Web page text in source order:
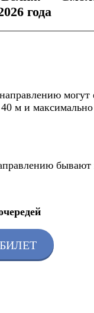
года
могут
м и